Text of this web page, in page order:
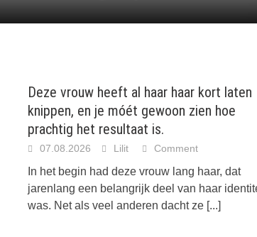
Deze vrouw heeft al haar haar kort laten
knippen, en je móét gewoon zien hoe
prachtig het resultaat is.
07.08.2026 Lilit Comment
In het begin had deze vrouw lang haar, dat
jarenlang een belangrijk deel van haar
was. Net als veel anderen dacht ze [...]